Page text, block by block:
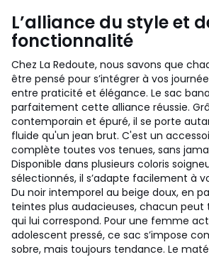
L’alliance du style et
fonctionnalité
Chez La Redoute, nous savons que
être pensé pour s’intégrer à vos
entre praticité et élégance. Le sac
parfaitement cette alliance réussie.
contemporain et épuré, il se porte
fluide qu'un jean brut. C'est un
complète toutes vos tenues, sans
Disponible dans plusieurs coloris
sélectionnés, il s’adapte facilement à
Du noir intemporel au beige doux, en
teintes plus audacieuses, chacun peut
qui lui correspond. Pour une femme
adolescent pressé, ce sac s’impose
sobre, mais toujours tendance. Le